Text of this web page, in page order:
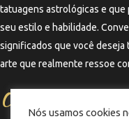
tatuagens astrológicas e
seu estilo e habilidade.
significados que você deseja
arte que realmente ressoe
O impacto
Nós usamos cookies